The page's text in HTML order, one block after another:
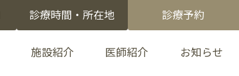
診療時間・所在地 診療予約
施設紹介 医師紹介 お知らせ